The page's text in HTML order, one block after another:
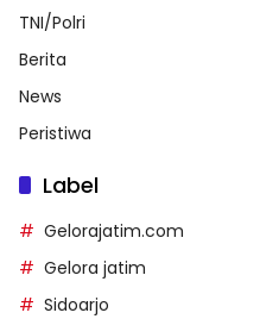
TNI/Polri
Berita
News
Peristiwa
Label
Gelorajatim.com
Gelora jatim
Sidoarjo